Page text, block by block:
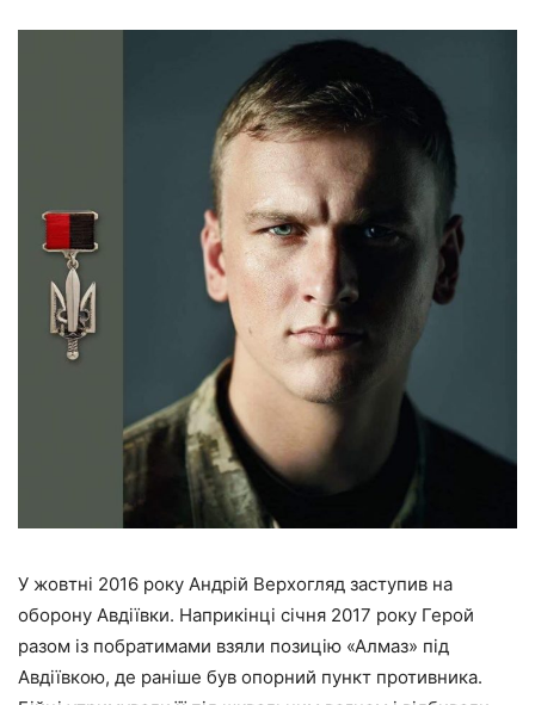
У жовтні 2016 року Андрій Верхогляд заступив на
оборону Авдіївки. Наприкінці січня 2017 року Герой
разом із побратимами взяли позицію «Алмаз» під
Авдіївкою, де раніше був опорний пункт противника.